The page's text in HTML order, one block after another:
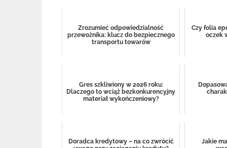
Zrozumieć odpowiedzialność
przewoźnika: klucz do bezpiecznego
transportu towarów
Czy folia
oczek
Gres szkliwiony w 2026 roku:
Dlaczego to wciąż bezkonkurencyjny
materiał wykończeniowy?
Doradca kredytowy – na co zwrócić
Jakie